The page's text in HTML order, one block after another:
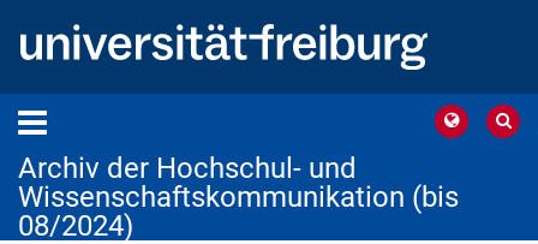
Archiv der Hochschul- und
Wissenschaftskommunikation (bis
08/2024)